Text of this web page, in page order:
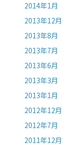
2014年1月
2013年12月
2013年8月
2013年7月
2013年6月
2013年3月
2013年1月
2012年12月
2012年7月
2011年12月